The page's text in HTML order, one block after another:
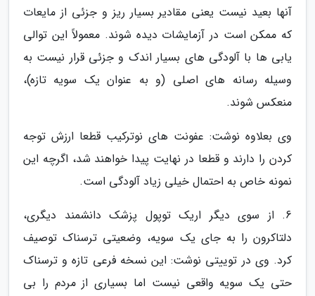
آنها بعید نیست یعنی مقادیر بسیار ریز و جزئی از مایعات
که ممکن است در آزمایشات دیده شوند. معمولاً این توالی
یابی ها با آلودگی های بسیار اندک و جزئی قرار نیست به
وسیله رسانه های اصلی (و به عنوان یک سویه تازه)،
منعکس شوند.
وی بعلاوه نوشت: عفونت های نوترکیب قطعا ارزش توجه
کردن را دارند و قطعا در نهایت پیدا خواهند شد، اگرچه این
نمونه خاص به احتمال خیلی زیاد آلودگی است.
6. از سوی دیگر اریک توپول پزشک دانشمند دیگری،
دلتاکرون را به جای یک سویه، وضعیتی ترسناک توصیف
کرد. وی در توییتی نوشت: این نسخه فرعی تازه و ترسناک
حتی یک سویه واقعی نیست اما بسیاری از مردم را بی